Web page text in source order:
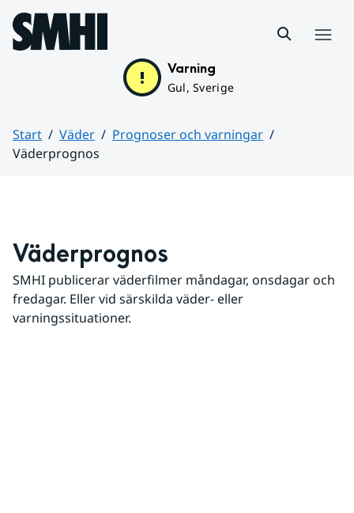
Hoppa till sidans innehåll
Varning
Gul, Sverige
Start Väder
Prognoser och varningar
Väderprognos
Väderprognos
SMHI publicerar väderfilmer måndagar, onsdagar och
fredagar. Eller vid särskilda väder- eller
varningssituationer.